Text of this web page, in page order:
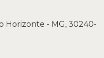
Horizonte - MG, 30240-